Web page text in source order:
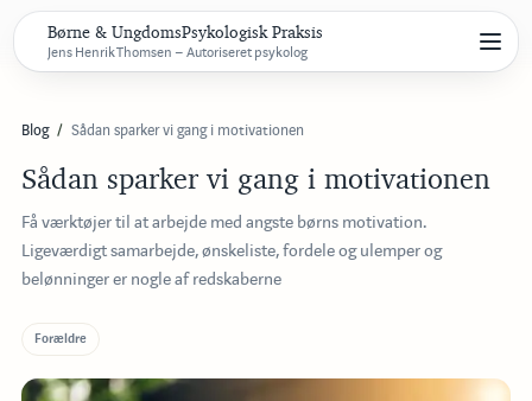
Børne & UngdomsPsykologisk Praksis
Jens Henrik Thomsen – Autoriseret psykolog
Blog Sådan sparker vi gang i motivationen
Sådan sparker vi gang i motivationen
Få værktøjer til at arbejde med angste børns motivation.
Ligeværdigt samarbejde, ønskeliste, fordele og ulemper og
belønninger er nogle af redskaberne
Forældre